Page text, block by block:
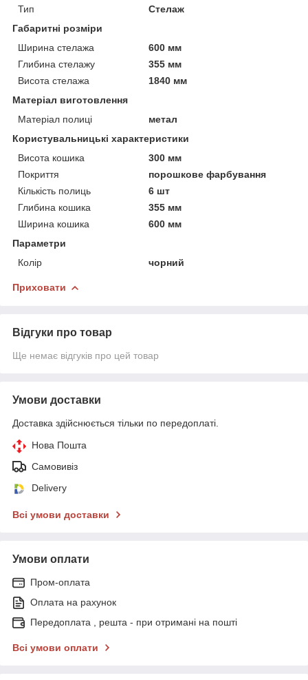
Тип
Стелаж
Габаритні розміри
Ширина стелажа
600 мм
Глибина стелажу
355 мм
Висота стелажа
1840 мм
Матеріал виготовлення
Матеріал полиці
метал
Користувальницькі характеристики
Висота кошика
300 мм
Покриття
порошкове фарбування
Кількість полиць
6 шт
Глибина кошика
355 мм
Ширина кошика
600 мм
Параметри
Колір
чорний
Приховати
Відгуки про товар
Ще немає відгуків про цей товар
Умови доставки
Доставка здійснюється тільки по передоплаті.
Нова Пошта
Самовивіз
Delivery
Всі умови доставки
Умови оплати
Пром-оплата
Оплата на рахунок
Передоплата , решта - при отримані на пошті
Всі умови оплати